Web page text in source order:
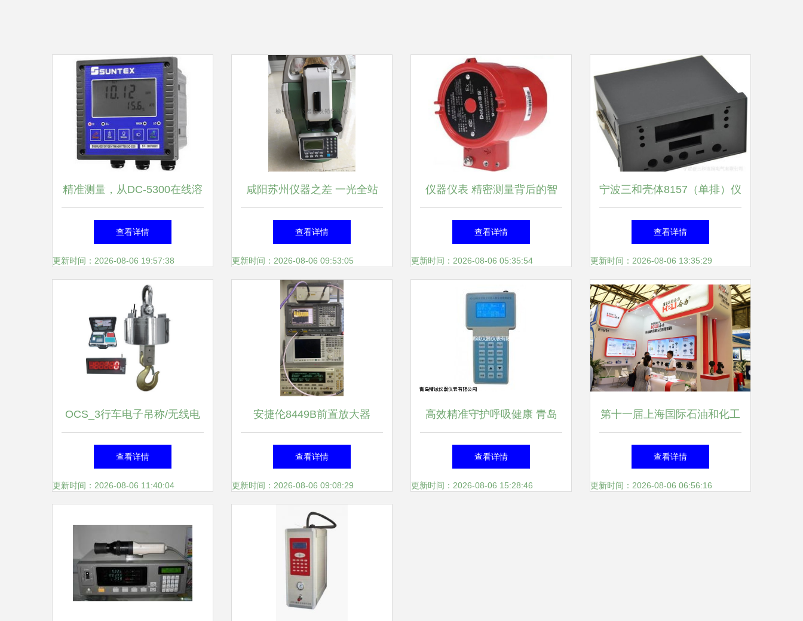
精准测量，从DC-5300在线溶
氧仪开始——上海洪富仪器仪
表的专业之选
查看详情
更新时间：2026-08-06 19:57:38
咸阳苏州仪器之差 一光全站
仪与榆中汇锦仪表销售中心的
精确对话
查看详情
更新时间：2026-08-06 09:53:05
仪器仪表 精密测量背后的智
慧与力量
查看详情
更新时间：2026-08-06 05:35:54
宁波三和壳体8157（单排）仪
器仪表外壳 精密防护与实用
设计的完美结合
查看详情
更新时间：2026-08-06 13:35:29
OCS_3行车电子吊称/无线电
子吊钩磅 化工场景下的精准
称量解决方案
查看详情
更新时间：2026-08-06 11:40:04
安捷伦8449B前置放大器
30dBm增益性能解析与应用指
引
查看详情
更新时间：2026-08-06 09:08:29
高效精准守护呼吸健康 青岛
精诚便携式粉尘检测仪与职业
卫生粉尘仪深度解析
查看详情
更新时间：2026-08-06 15:28:46
第十一届上海国际石油和化工
技术装备展即将在沪举行 仪
器仪表领航产业升级
查看详情
更新时间：2026-08-06 06:56:16